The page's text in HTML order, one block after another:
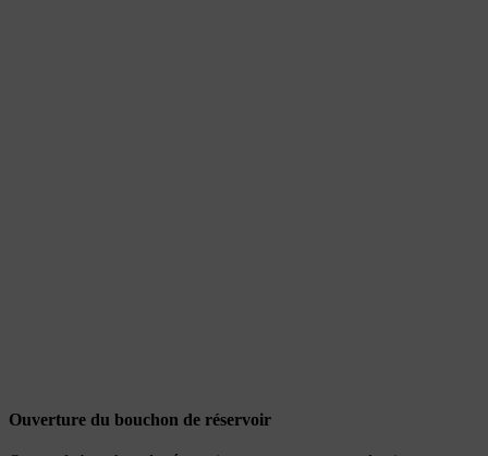
Ouverture du bouchon de réservoir